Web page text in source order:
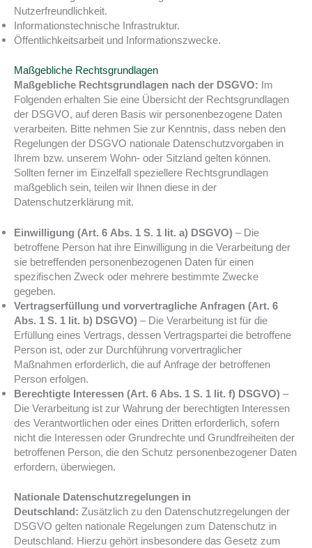
Nutzerfreundlichkeit.
Informationstechnische Infrastruktur.
Öffentlichkeitsarbeit und Informationszwecke.
Maßgebliche Rechtsgrundlagen
Maßgebliche Rechtsgrundlagen nach der DSGVO: Im
Folgenden erhalten Sie eine Übersicht der Rechtsgrundlagen
der DSGVO, auf deren Basis wir personenbezogene Daten
verarbeiten. Bitte nehmen Sie zur Kenntnis, dass neben den
Regelungen der DSGVO nationale Datenschutzvorgaben in
Ihrem bzw. unserem Wohn- oder Sitzland gelten können.
Sollten ferner im Einzelfall speziellere Rechtsgrundlagen
maßgeblich sein, teilen wir Ihnen diese in der
Datenschutzerklärung mit.
Einwilligung (Art. 6 Abs. 1 S. 1 lit. a) DSGVO) – Die
betroffene Person hat ihre Einwilligung in die Verarbeitung der
sie betreffenden personenbezogenen Daten für einen
spezifischen Zweck oder mehrere bestimmte Zwecke
gegeben.
Vertragserfüllung und vorvertragliche Anfragen (Art. 6
Abs. 1 S. 1 lit. b) DSGVO) – Die Verarbeitung ist für die
Erfüllung eines Vertrags, dessen Vertragspartei die betroffene
Person ist, oder zur Durchführung vorvertraglicher
Maßnahmen erforderlich, die auf Anfrage der betroffenen
Person erfolgen.
Berechtigte Interessen (Art. 6 Abs. 1 S. 1 lit. f) DSGVO) –
Die Verarbeitung ist zur Wahrung der berechtigten Interessen
des Verantwortlichen oder eines Dritten erforderlich, sofern
nicht die Interessen oder Grundrechte und Grundfreiheiten der
betroffenen Person, die den Schutz personenbezogener Daten
erfordern, überwiegen.
Nationale Datenschutzregelungen in
Deutschland: Zusätzlich zu den Datenschutzregelungen der
DSGVO gelten nationale Regelungen zum Datenschutz in
Deutschland. Hierzu gehört insbesondere das Gesetz zum